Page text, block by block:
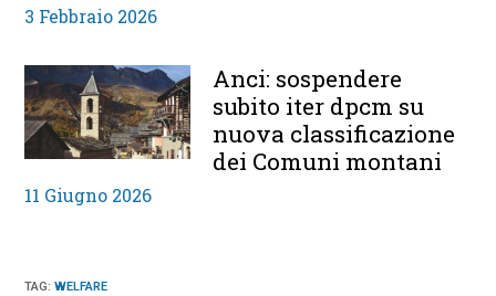
3 Febbraio 2026
Anci: sospendere
subito iter dpcm su
nuova classificazione
dei Comuni montani
11 Giugno 2026
TAG:WELFARE